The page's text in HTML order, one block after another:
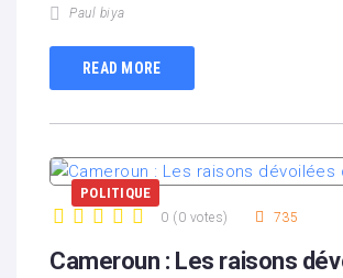
Paul biya
READ MORE
POLITIQUE
0 ( 0 votes) 735
Cameroun : Les raisons